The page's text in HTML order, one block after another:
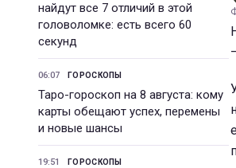
найдут все 7 отличий в этой
головоломке: есть всего 60
секунд
06:07 ГОРОСКОПЫ
Таро-гороскоп на 8 августа: кому
карты обещают успех, перемены
и новые шансы
19:51 ГОРОСКОПЫ